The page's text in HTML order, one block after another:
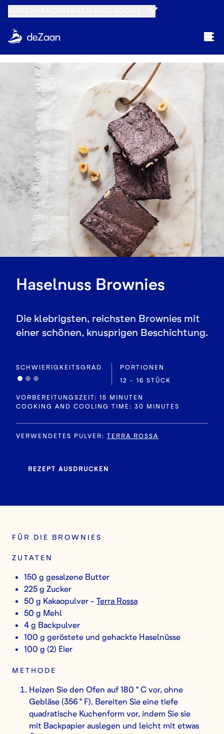
Haselnuss Brownies
Die klebrigsten, reichsten Brownies mit
einer schönen, knusprigen Beschichtung.
SCHWIERIGKEITSGRAD
PORTIONEN
12 - 16 STÜCK
VORBEREITUNGSZEIT: 15 MINUTEN
COOKING AND COOLING TIME: 30 MINUTES
VERWENDETES PULVER: TERRA ROSSA
REZEPT AUSDRUCKEN
FÜR DIE BROWNIES
ZUTATEN
150 g gesalzene Butter
225 g Zucker
50 g Kakaopulver - Terra Rossa
50 g Mehl
4 g Backpulver
100 g geröstete und gehackte Haselnüsse
100 g (2) Eier
METHODE
Heizen Sie den Ofen auf 180 ° C vor, ohne
Gebläse (356 ° F). Bereiten Sie eine tiefe
quadratische Kuchenform vor, indem Sie sie
mit Backpapier auslegen und leicht mit etwas